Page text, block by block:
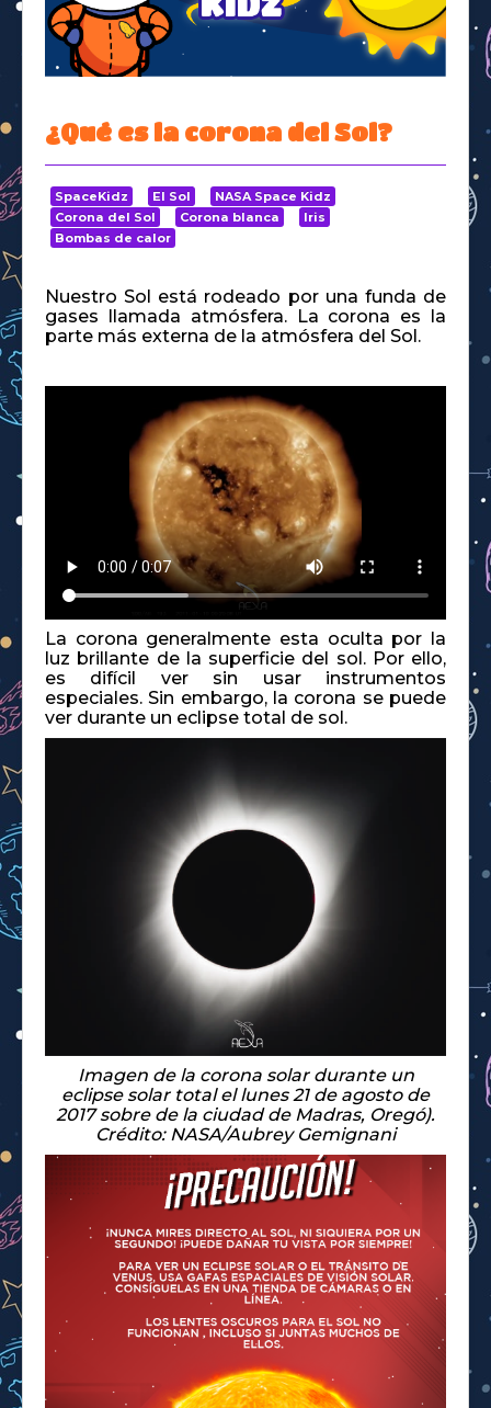
Space Kidz
¿Qué es la corona del Sol?
SpaceKidz El Sol
NASA Space Kidz
Corona del Sol
Corona blanca
Iris
Bombas de calor
Nuestro Sol está rodeado por una funda de
gases llamada atmósfera. La corona es la
parte más externa de la atmósfera del Sol.
La corona generalmente esta oculta por la
luz brillante de la superficie del sol. Por ello,
es difícil ver sin usar instrumentos
especiales. Sin embargo, la corona se puede
ver durante un eclipse total de sol.
Imagen de la corona solar durante un
eclipse solar total el lunes 21 de agosto de
2017 sobre de la ciudad de Madras, Oregó).
Crédito: NASA/Aubrey Gemignani